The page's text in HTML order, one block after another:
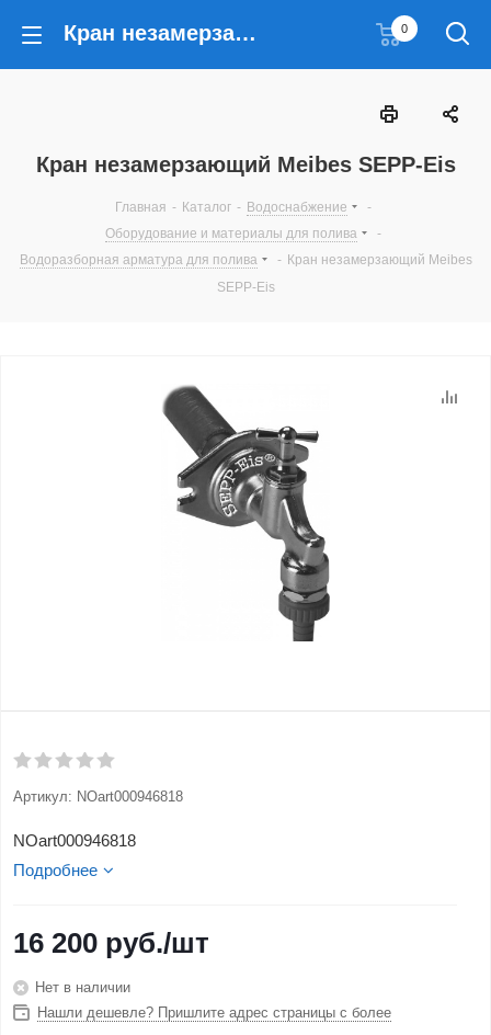
Кран незамерзающий Meibes SEPP-Eis 0
Кран незамерзающий Meibes SEPP-Eis
Главная - Каталог - Водоснабжение
-
Оборудование и материалы для полива
-
Водоразборная арматура для полива
- Кран незамерзающий Meibes
SEPP-Eis
Артикул: NOart000946818
NOart000946818
Подробнее
16 200 руб./шт
Нет в наличии
Нашли дешевле? Пришлите адрес страницы с более